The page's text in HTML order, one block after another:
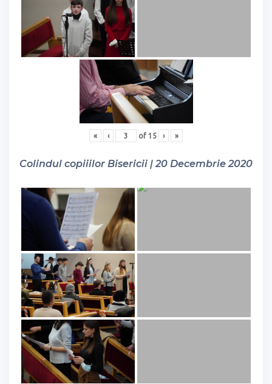
« ‹ of 15 › »
Colindul copiiilor Bisericii | 20 Decembrie 2020